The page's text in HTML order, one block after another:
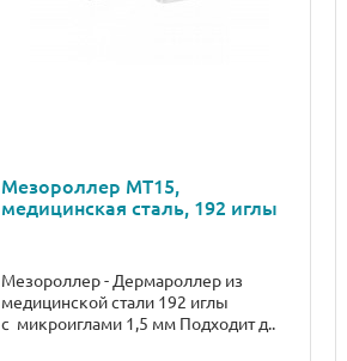
Мезороллер MT15,
медицинская сталь, 192 иглы
Мезороллер - Дермароллер из
медицинской стали 192 иглы
с микроиглами 1,5 мм Подходит д..